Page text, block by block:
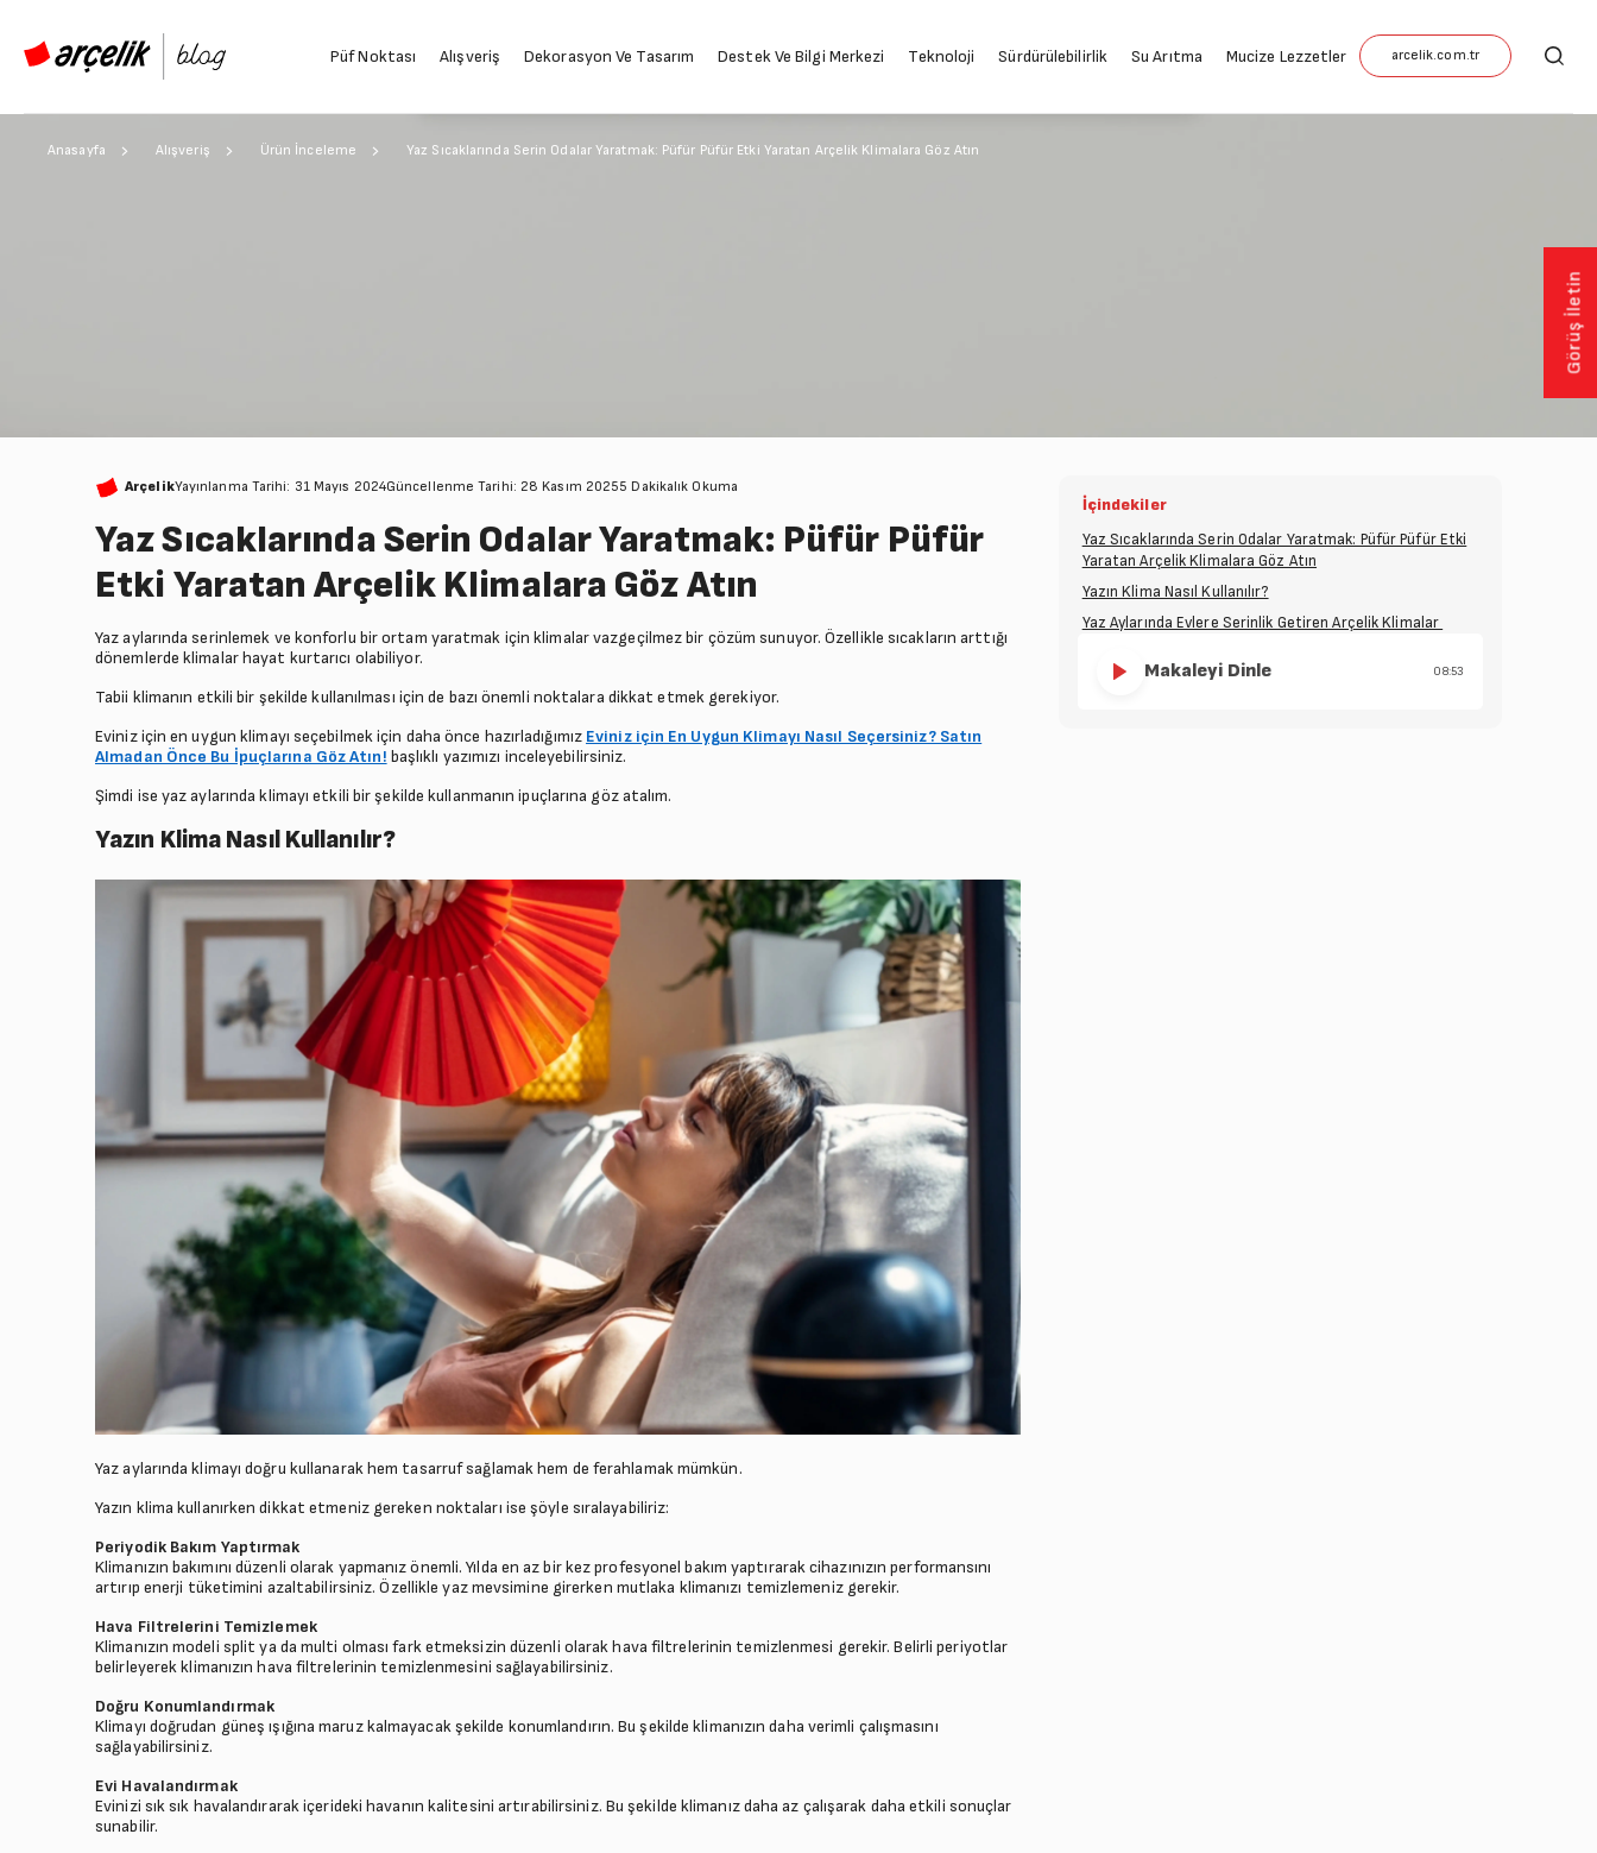
Püf Noktası Alışveriş Dekorasyon Ve Tasarım Destek Ve Bilgi Merkezi Teknoloji Sürdürülebilirlik Su Arıtma Mucize Lezzetler
Anasayfa Alışveriş Ürün İnceleme Yaz Sıcaklarında Serin Odalar Yaratmak: Püfür Püfür Etki Yaratan Arçelik Klimalara Göz Atın
ArçelikYayınlanma Tarihi: 31 Mayıs 2024Güncellenme Tarihi: 28 Kasım 20255 Dakikalık Okuma
Yaz Sıcaklarında Serin Odalar Yaratmak: Püfür Püfür
Etki Yaratan Arçelik Klimalara Göz Atın
Yaz aylarında serinlemek ve konforlu bir ortam yaratmak için klimalar vazgeçilmez bir çözüm sunuyor. Özellikle sıcakların arttığı
dönemlerde klimalar hayat kurtarıcı olabiliyor.
Tabii klimanın etkili bir şekilde kullanılması için de bazı önemli noktalara dikkat etmek gerekiyor.
Eviniz için en uygun klimayı seçebilmek için daha önce hazırladığımız Eviniz için En Uygun Klimayı Nasıl Seçersiniz? Satın
Almadan Önce Bu İpuçlarına Göz Atın! başlıklı yazımızı inceleyebilirsiniz.
Şimdi ise yaz aylarında klimayı etkili bir şekilde kullanmanın ipuçlarına göz atalım.
Yazın Klima Nasıl Kullanılır?
Yaz aylarında klimayı doğru kullanarak hem tasarruf sağlamak hem de ferahlamak mümkün.
Yazın klima kullanırken dikkat etmeniz gereken noktaları ise şöyle sıralayabiliriz:
Periyodik Bakım Yaptırmak
Klimanızın bakımını düzenli olarak yapmanız önemli. Yılda en az bir kez profesyonel bakım yaptırarak cihazınızın performansını
artırıp enerji tüketimini azaltabilirsiniz. Özellikle yaz mevsimine girerken mutlaka klimanızı temizlemeniz gerekir.
Hava Filtrelerini Temizlemek
Klimanızın modeli split ya da multi olması fark etmeksizin düzenli olarak hava filtrelerinin temizlenmesi gerekir. Belirli periyotlar
belirleyerek klimanızın hava filtrelerinin temizlenmesini sağlayabilirsiniz.
Doğru Konumlandırmak
Klimayı doğrudan güneş ışığına maruz kalmayacak şekilde konumlandırın. Bu şekilde klimanızın daha verimli çalışmasını
sağlayabilirsiniz.
Evi Havalandırmak
Evinizi sık sık havalandırarak içerideki havanın kalitesini artırabilirsiniz. Bu şekilde klimanız daha az çalışarak daha etkili sonuçlar
sunabilir.
İçindekiler
Yaz Sıcaklarında Serin Odalar Yaratmak: Püfür Püfür Etki
Yaratan Arçelik Klimalara Göz Atın
Yazın Klima Nasıl Kullanılır?
Yaz Aylarında Evlere Serinlik Getiren Arçelik Klimalar
Makaleyi Dinle 08:53
Görüş İletin